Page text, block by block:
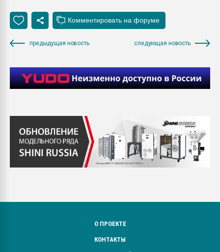
предыдущая новость следующая новость
О ПРОЕКТЕ
КОНТАКТЫ